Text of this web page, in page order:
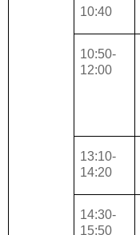
10:40
10:50-
12:00
13:10-
14:20
14:30-
15:50